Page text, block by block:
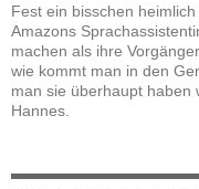
Fest ein bisschen
Amazons
machen als ihre
wie kommt man in den
man sie überhaupt haben
Hannes.